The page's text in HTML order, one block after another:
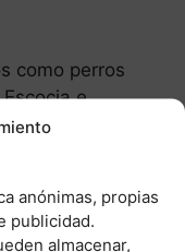
anónimas, propias
publicidad.
almacenar,
como perros
e
inteligencia y
en los
desenvuelven
Sus